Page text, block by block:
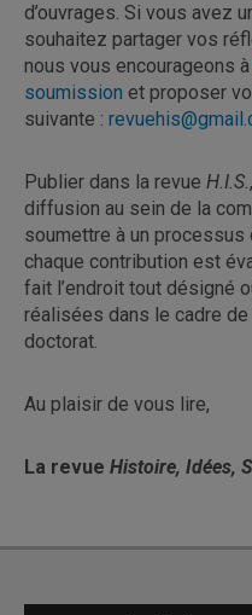
d’ouvrages. Si vous avez
souhaitez partager vos
nous vous encourageons à
soumission et proposer
suivante :
Publier dans la revue H.I.S.
diffusion au sein de la
soumettre à un processus
chaque contribution est
fait l’endroit tout désigné
réalisées dans le cadre
doctorat.
Au plaisir de vous lire,
La revue Histoire, Idées,